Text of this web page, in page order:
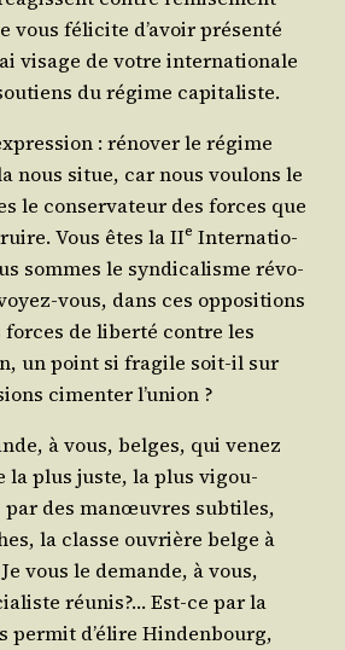
vous féli­cite d’a­voir pré­sen­té
visage de votre inter­na­tio­nale
du régime capitaliste.
: réno­ver le régime
nous situe, car nous vou­lons le
le conser­va­teur des forces que
Vous êtes la IIe Inter­na­tio­
sommes le syn­di­ca­lisme révo­
vous, dans ces oppo­si­tions
de liber­té contre les
un point si fra­gile soit-il sur
cimen­ter l’union ?
à vous, belges, qui venez
la plus juste, la plus vigou­
des manœuvres sub­tiles,
la classe ouvrière belge à
vous le demande, à vous,
réunis?… Est-ce par la
per­mit d’é­lire Hin­den­bourg,